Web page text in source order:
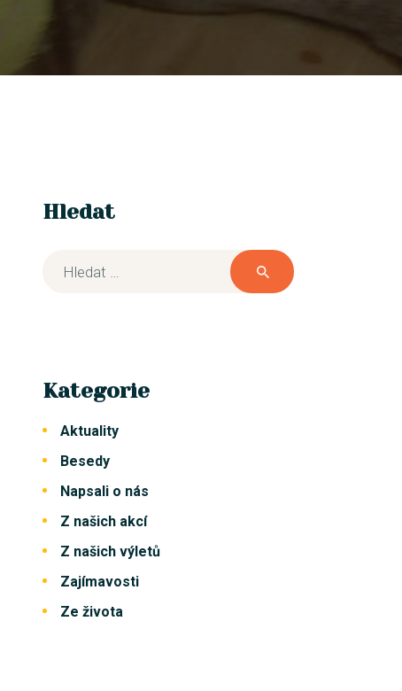
Hledat
Kategorie
Aktuality
Besedy
Napsali o nás
Z našich akcí
Z našich výletů
Zajímavosti
Ze života